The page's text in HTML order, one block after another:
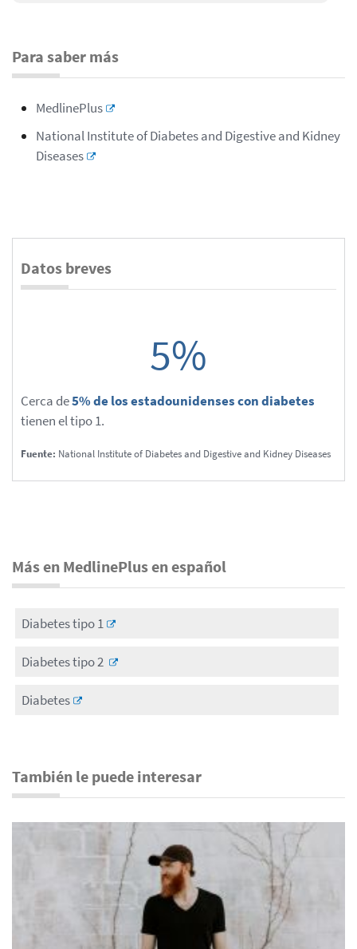
Para saber más
MedlinePlus
National Institute of Diabetes and Digestive and Kidney
Diseases
Datos breves
5%
Cerca de5% de los estadounidenses con diabetes
tienen el tipo 1.
Fuente: National Institute of Diabetes and Digestive and Kidney Diseases
Más en MedlinePlus en español
Diabetes tipo 1
Diabetes tipo 2
Diabetes
También le puede interesar